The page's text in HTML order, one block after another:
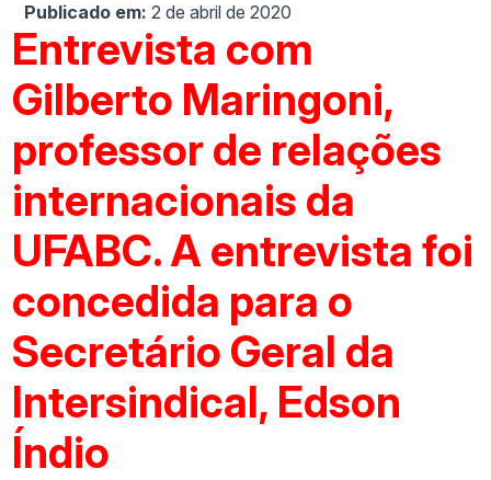
Publicado em: 2 de abril de 2020
Entrevista com
Gilberto Maringoni,
professor de relações
internacionais da
UFABC. A entrevista foi
concedida para o
Secretário Geral da
Intersindical, Edson
Índio